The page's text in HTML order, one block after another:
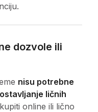
dozvole ili
nisu potrebne
ličnih
online ili lično